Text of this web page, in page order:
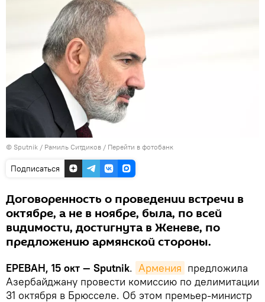
© Sputnik / Рамиль Ситдиков / Перейти в фотобанк
Подписаться
Договоренность о проведении встречи в
октябре, а не в ноябре, была, по всей
видимости, достигнута в Женеве, по
предложению армянской стороны.
ЕРЕВАН, 15 окт — Sputnik. Армения предложила
Азербайджану провести комиссию по делимитации
31 октября в Брюсселе. Об этом премьер-министр